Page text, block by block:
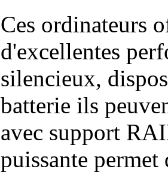
Ces ordinateurs
d'excellentes
silencieux,
batterie ils
avec support
puissante permet